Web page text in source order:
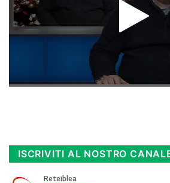
ISCRIVITI AL NOSTRO